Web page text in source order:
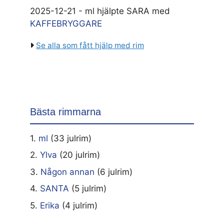
2025-12-21 - ml hjälpte SARA med
KAFFEBRYGGARE
Se alla som fått hjälp med rim
Bästa rimmarna
1. ml (33 julrim)
2. Ylva (20 julrim)
3. Någon annan (6 julrim)
4. SANTA (5 julrim)
5. Erika (4 julrim)